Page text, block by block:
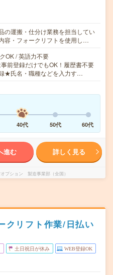
の運搬・仕分け業務を担当してい
容・フォークリフトを使用し…
OK / 英語力不要
前登録だけでもOK！履歴書不要
★氏名・職種などを入力す…
40代 50代 60代
進む 詳しく見る
プション 製造事業部（全国）
クリフト作業/日払い
土日祝日が休み WEB登録OK